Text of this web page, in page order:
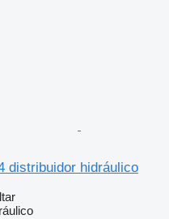
distribuidor hidráulico